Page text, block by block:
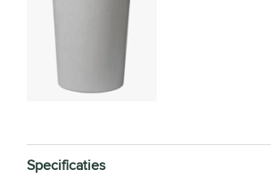
Specificaties